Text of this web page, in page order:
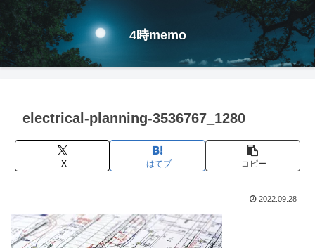
4時memo
electrical-planning-3536767_1280
X はてブ コピー
2022.09.28